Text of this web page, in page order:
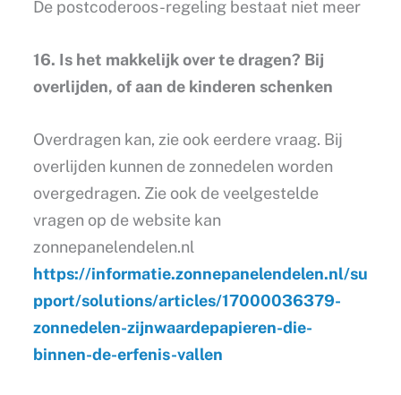
De postcoderoos-regeling bestaat niet meer
16. Is het makkelijk over te dragen? Bij
overlijden, of aan de kinderen schenken
Overdragen kan, zie ook eerdere vraag. Bij
overlijden kunnen de zonnedelen worden
overgedragen. Zie ook de veelgestelde
vragen op de website kan
zonnepanelendelen.nl
https://informatie.zonnepanelendelen.nl/su
pport/solutions/articles/17000036379-
zonnedelen-zijnwaardepapieren-die-
binnen-de-erfenis-vallen